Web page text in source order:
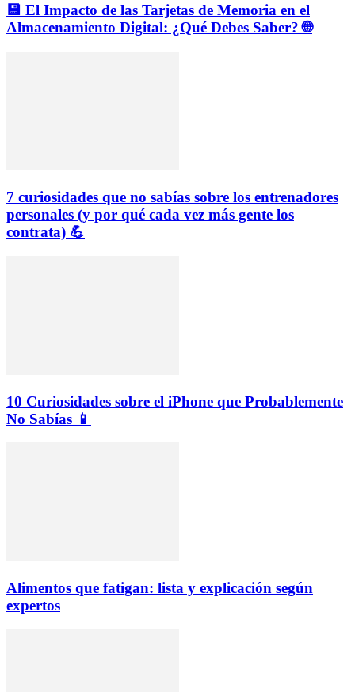
💾 El Impacto de las Tarjetas de Memoria en el
Almacenamiento Digital: ¿Qué Debes Saber? 🌐
7 curiosidades que no sabías sobre los entrenadores
personales (y por qué cada vez más gente los
contrata) 💪
10 Curiosidades sobre el iPhone que Probablemente
No Sabías 📱
Alimentos que fatigan: lista y explicación según
expertos